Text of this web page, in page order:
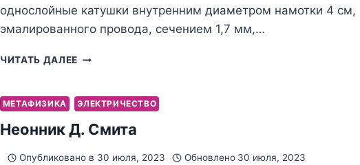
однослойные катушки внутренним диаметром намотки 4 см,
эмалированного провода, сечением 1,7 мм,…
ЧИТАТЬ ДАЛЕЕ ОПЫТ
Д.
СМИТА
МЕТАФИЗИКА ЭЛЕКТРИЧЕСТВО
Неонник Д. Смита
Опубликовано в 30 июля, 2023 Обновлено 30 июля, 2023